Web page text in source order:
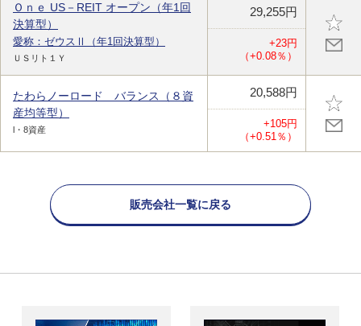
Ｏｎｅ US－REIT オープン（年1回
決算型）
愛称：ゼウスⅡ（年1回決算型）
ＵＳリト１Ｙ
29,255円
+23円
（+0.08％）
たわらノーロード バランス（８資
産均等型）
l・8資産
20,588円
+105円
（+0.51％）
販売会社一覧に戻る